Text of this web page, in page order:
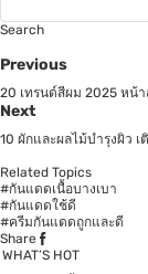
Search
Previous
20 เทรนด์สีผม 2025 หน้
Next
10 ผักและผลไม้บำรุงผิว
Related Topics
#กันแดดเนื้อบางเบา
#กันแดดใช้ดี
#ครีมกันแดดถูกและดี
Share
WHAT’S HOT